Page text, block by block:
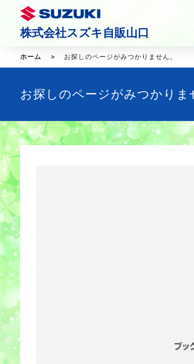
株式会社スズキ自販山口
ホーム お探しのページがみつかりません。
お探しのページがみつかりま